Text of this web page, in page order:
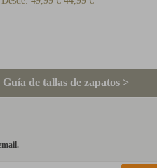
Guía de tallas de zapatos >